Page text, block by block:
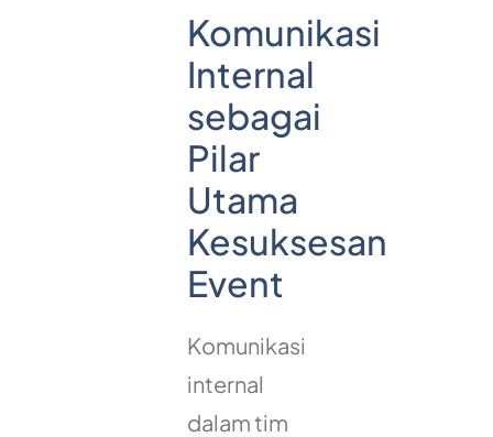
Komunikasi
Internal
sebagai
Pilar
Utama
Kesuksesan
Event
Komunikasi
internal
dalam tim